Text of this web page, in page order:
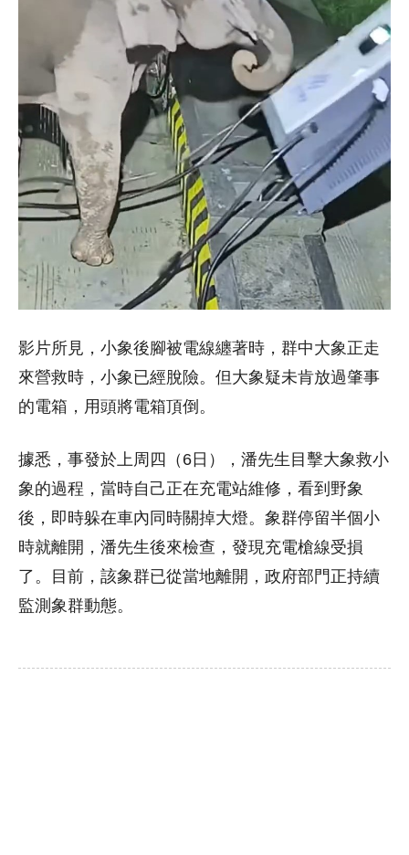
影片所見，小象後腳被電線纏著時，群中大象正走
來營救時，小象已經脫險。但大象疑未肯放過肇事
的電箱，用頭將電箱頂倒。
據悉，事發於上周四（6日），潘先生目擊大象救小
象的過程，當時自己正在充電站維修，看到野象
後，即時躲在車內同時關掉大燈。象群停留半個小
時就離開，潘先生後來檢查，發現充電槍線受損
了。目前，該象群已從當地離開，政府部門正持續
監測象群動態。